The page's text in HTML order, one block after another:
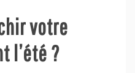
votre
l’été ?